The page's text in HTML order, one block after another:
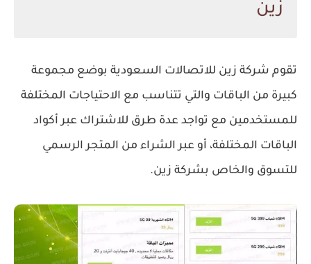
زين
تقوم شركة زين للاتصالات السعودية بوضع مجموعة
كبيرة من الباقات والتي تتناسب مع الاحتياجات المختلفة
للمستخدمين مع تواجد عدة طرق للاشتراك عبر أكواد
الباقات المختلفة، أو عبر الشراء من المتجر الرسمي
للتسوق والخاص بشركة زين.